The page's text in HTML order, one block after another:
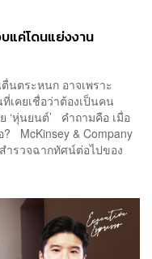
แค่โดนแย่งงาน
นตระหนก อาจเพราะ
เคยเชื่อว่าต้องเป็นคน
‘หุ่นยนต์’ คำถามคือ เมื่อ
McKinsey & Company
รวจฉากทัศน์ต่อไปของ